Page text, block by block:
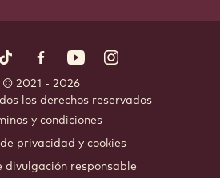
Opens in a new window.
TikTok Opens in a new window.
Facebook Opens in a new
YouTubeInstagram
© 2021 - 2026
los derechos reservados
y condiciones
privacidad y cookies
divulgación responsable